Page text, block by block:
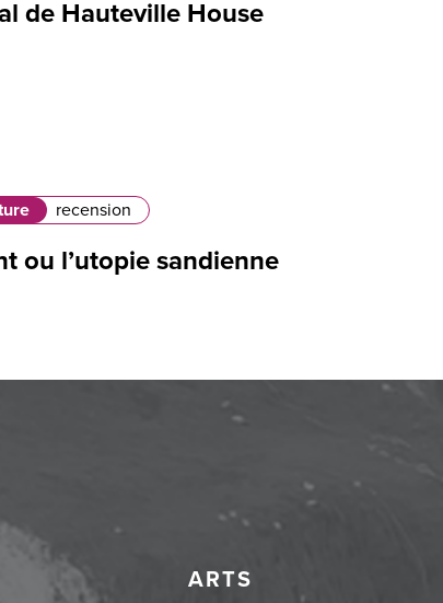
de Hauteville House
recension
ou l’utopie sandienne
ARTS